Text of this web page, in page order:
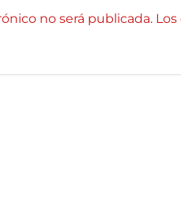
no será publicada.